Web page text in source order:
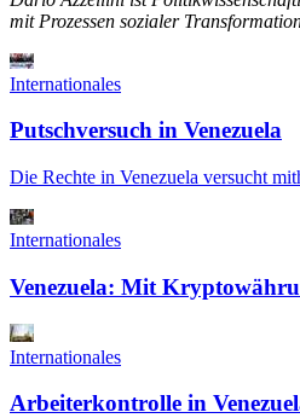
mit Prozessen sozialer
Internationales
Putschversuch in Venezuela
Die Rechte in Venezuela versucht
Internationales
Venezuela: Mit
Internationales
Arbeiterkontrolle in